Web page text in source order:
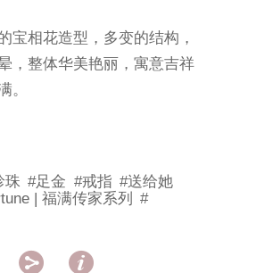
宝相花造型，多变的结构，
，整体华美艳丽，寓意吉祥
。
珠 #足金 #戒指 #送给她
| 福满传家系列
#
 